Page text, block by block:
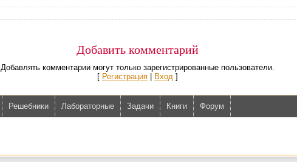
Добавить комментарий
Добавлять комментарии могут только зарегистрированные пользователи.
[ Регистрация| Вход]
Решебники Лабораторные Задачи Книги Форум